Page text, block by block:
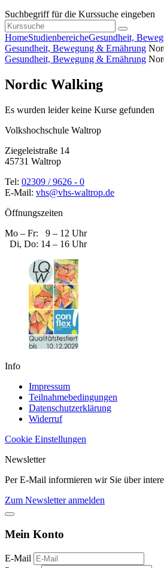
Suchbegriff für die Kurssuche eingeben
HomeStudienbereicheGesundheit,
Gesundheit, Bewegung & Ernährung
Gesundheit, Bewegung & Ernährung
Nordic Walking
Es wurden leider keine Kurse gefunden
Volkshochschule Waltrop
Ziegeleistraße 14
45731 Waltrop
Tel: 02309 / 9626 - 0
E-Mail: vhs@vhs-waltrop.de
Öffnungszeiten
Mo – Fr: 9 – 12 Uhr
Di, Do: 14 – 16 Uhr
Info
Impressum
Teilnahmebedingungen
Datenschutzerklärung
Widerruf
Cookie Einstellungen
Newsletter
Per E-Mail informieren wir Sie über
Zum Newsletter anmelden
Mein Konto
E-Mail